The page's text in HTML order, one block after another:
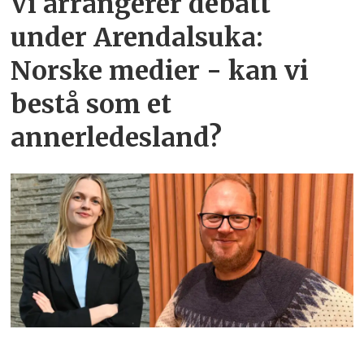
under Arendalsuka:
Norske medier - kan vi
bestå som et
annerledesland?